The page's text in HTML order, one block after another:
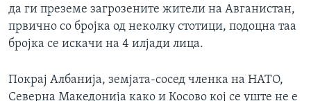
да ги преземе загрозените жители на Авганистан,
првично со бројка од неколку стотици, подоцна таа
бројка се искачи на 4 илјади лица.
Покрај Албанија, земјата-сосед членка на НАТО,
Северна Македонија како и Косово кој се уште не е